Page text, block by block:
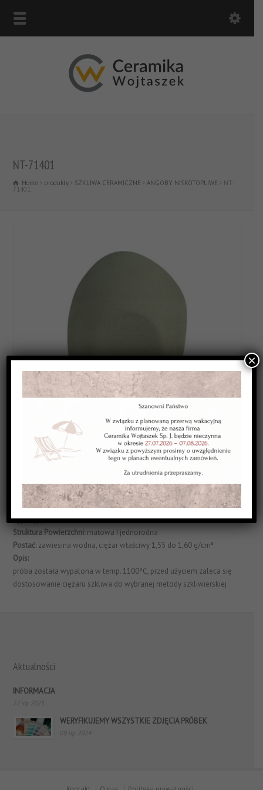
NT-71401
Home produkty SZKLIWA CERAMICZNE ANGOBY NISKOTOPLIWE NT-
71401
Kolor:zielona
Typ:kryjąca
Struktura Powierzchni:matowa I jednorodna
Postać:zawiesina wodna, ciężar właściwy 1,55 do 1,60 g/cm³
Opis:
próba została wypalona w temp. 1100ºC, przed użyciem zaleca się
dostosowanie ciężaru szkliwa do wybranej metody szkliwierskiej
Aktualności
INFORMACJA
22 sty 2025
WERYFIKUJEMY WSZYSTKIE ZDJĘCIA PRÓBEK
09 lip 2024
×